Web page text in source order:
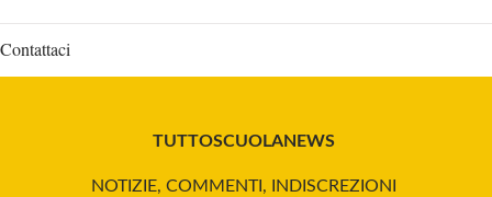
Contattaci
TUTTOSCUOLANEWS
NOTIZIE, COMMENTI, INDISCREZIONI